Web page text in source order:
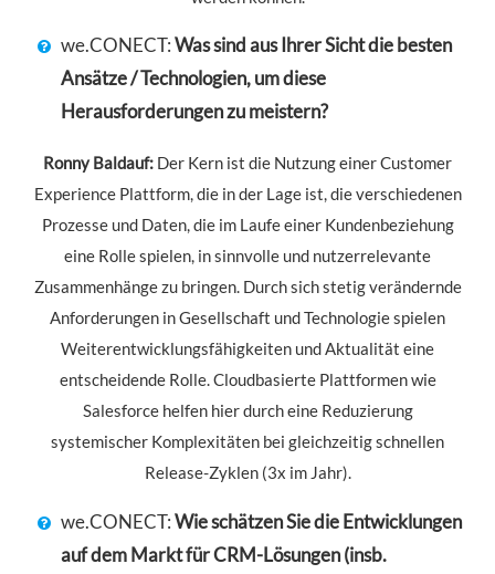
we.CONECT:Was sind aus Ihrer Sicht die besten
Ansätze / Technologien, um diese
Herausforderungen zu meistern?
Ronny Baldauf: Der Kern ist die Nutzung einer Customer
Experience Plattform, die in der Lage ist, die verschiedenen
Prozesse und Daten, die im Laufe einer Kundenbeziehung
eine Rolle spielen, in sinnvolle und nutzerrelevante
Zusammenhänge zu bringen. Durch sich stetig verändernde
Anforderungen in Gesellschaft und Technologie spielen
Weiterentwicklungsfähigkeiten und Aktualität eine
entscheidende Rolle. Cloudbasierte Plattformen wie
Salesforce helfen hier durch eine Reduzierung
systemischer Komplexitäten bei gleichzeitig schnellen
Release-Zyklen (3x im Jahr).
we.CONECT:Wie schätzen Sie die Entwicklungen
auf dem Markt für CRM-Lösungen (insb.